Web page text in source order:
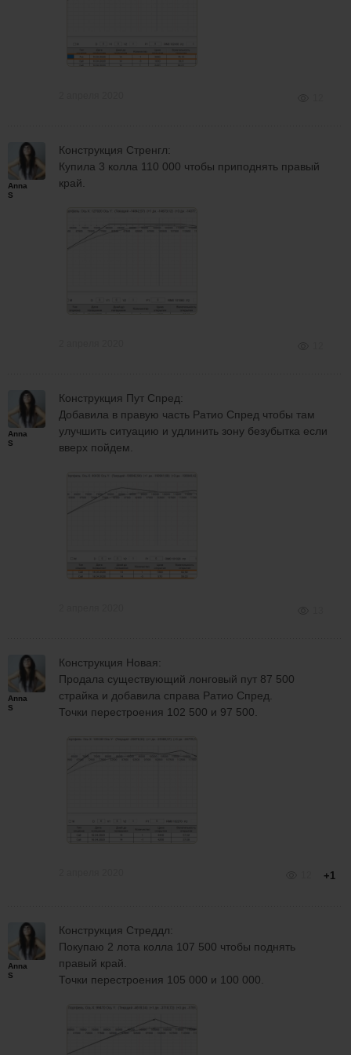
Anna
S
Конструкция Стренгл:
Купила 3 колла 110 000 чтобы приподнять правый
край.
Anna
S
Конструкция Пут Спред:
Добавила в правую часть Ратио Спред чтобы там
улучшить ситуацию и удлинить зону безубытка если
вверх пойдем.
Anna
S
Конструкция Новая:
Продала существующий лонговый пут 87 500
страйка и добавила справа Ратио Спред.
Точки перестроения 102 500 и 97 500.
+1
Anna
S
Конструкция Стреддл:
Покупаю 2 лота колла 107 500 чтобы поднять
правый край.
Точки перестроения 105 000 и 100 000.